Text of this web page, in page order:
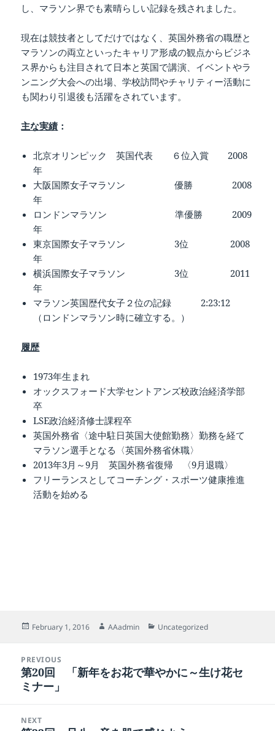
し、マラソン界でも素晴らしい記録を残されました。
現在は競技者としてだけではなく、英国外務省の職歴と
マラソンの両立といったキャリア形成の観点からビジネ
ス界からも注目されて日本と英国で講演、イベントやラ
ンニング大会への出場、学校訪問やチャリティー活動に
も関わり引退後も活躍をされています。
主な実績：
北京オリンピック 英国代表 ６位入賞 2008
年
大阪国際女子マラソン 優勝 2008
年
ロンドンマラソン 準優勝 2009
年
東京国際女子マラソン 3位 2008
年
横浜国際女子マラソン 3位 2011
年
マラソン英国歴代女子２位の記録 2:23:12
（ロンドンマラソン時に確立する。）
履歴
1973年生まれ
オックスフォード大学セントアンズ校政治経済学部
卒
LSE政治経済修士課程卒
英国外務省〈途中駐日英国大使館勤務〉勤務を経て
マラソン選手となる〈英国外務省休職〉
2013年3月～9月 英国外務省復帰 〈9月退職〉
フリーランスとしてコーチング・スポーツ健康推進
活動を始める
Posted
February 1, 2016 Author
AAadmin Categories
Uncategorized
navigation
PREVIOUS
Previous
post:
第20回 「新年をお花で華やかに～生け花セ
ミナー」
NEXT